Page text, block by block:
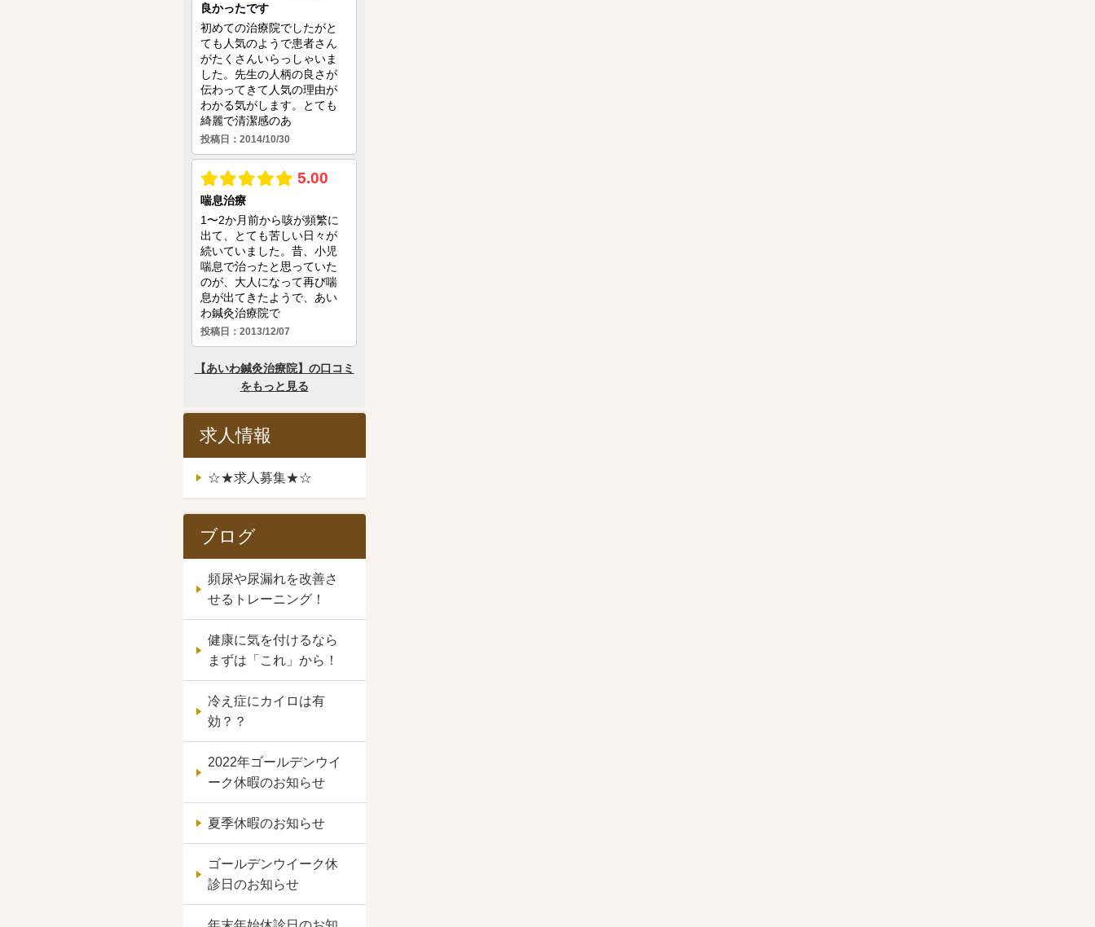
求人情報
☆★求人募集★☆
ブログ
頻尿や尿漏れを改善さ
せるトレーニング！
健康に気を付けるなら
まずは「これ」から！
冷え症にカイロは有
効？？
2022年ゴールデンウイ
ーク休暇のお知らせ
夏季休暇のお知らせ
ゴールデンウイーク休
診日のお知らせ